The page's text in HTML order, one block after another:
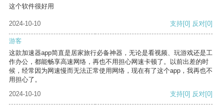
这个软件很好用
2024-10-10 支持[0] 反对[0]
游客
这款加速器app简直是居家旅行必备神器，无论是看视频、玩游戏还是工
作办公，都能畅享高速网络，再也不用担心网速卡顿了。以前出差的时
候，经常因为网速慢而无法正常使用网络，现在有了这个app，我再也不
用担心了。
2024-10-10
支持[0] 反对[0]